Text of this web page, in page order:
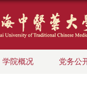
学院概况 党务公